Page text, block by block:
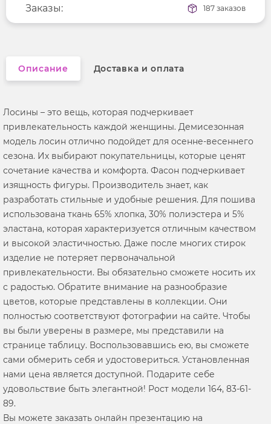
Заказы: 187 заказов
Описание Доставка и оплата
Лосины – это вещь, которая подчеркивает
привлекательность каждой женщины. Демисезонная
модель лосин отлично подойдет для осенне-весеннего
сезона. Их выбирают покупательницы, которые ценят
сочетание качества и комфорта. Фасон подчеркивает
изящность фигуры. Производитель знает, как
разработать стильные и удобные решения. Для пошива
использована ткань 65% хлопка, 30% полиэстера и 5%
эластана, которая характеризуется отличным качеством
и высокой эластичностью. Даже после многих стирок
изделие не потеряет первоначальной
привлекательности. Вы обязательно сможете носить их
с радостью. Обратите внимание на разнообразие
цветов, которые представлены в коллекции. Они
полностью соответствуют фотографии на сайте. Чтобы
вы были уверены в размере, мы представили на
странице таблицу. Воспользовавшись ею, вы сможете
сами обмерить себя и удостовериться. Установленная
нами цена является доступной. Подарите себе
удовольствие быть элегантной! Рост модели 164, 83-61-
89.
Вы можете заказать онлайн презентацию на